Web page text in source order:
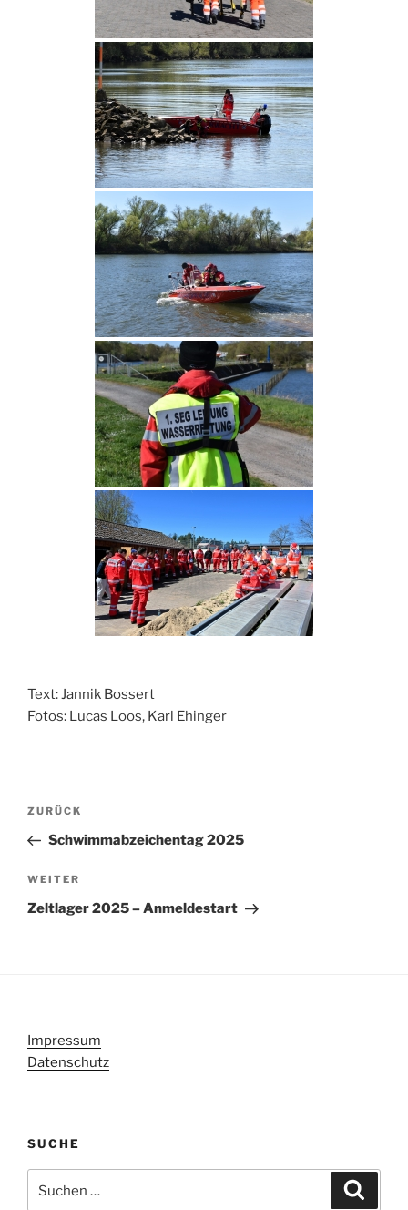
Text: Jannik Bossert
Fotos: Lucas Loos, Karl Ehinger
Beitragsnavigation
Vorheriger
Beitrag
ZURÜCK
Schwimmabzeichentag 2025
Nächster
Beitrag
WEITER
Zeltlager 2025 – Anmeldestart
Impressum
Datenschutz
SUCHE
nach: